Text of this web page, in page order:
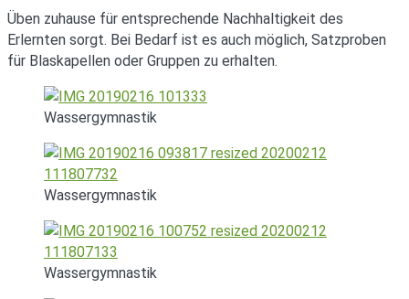
Üben zuhause für entsprechende Nachhaltigkeit des
Erlernten sorgt. Bei Bedarf ist es auch möglich, Satzproben
für Blaskapellen oder Gruppen zu erhalten.
Wassergymnastik
Wassergymnastik
Wassergymnastik